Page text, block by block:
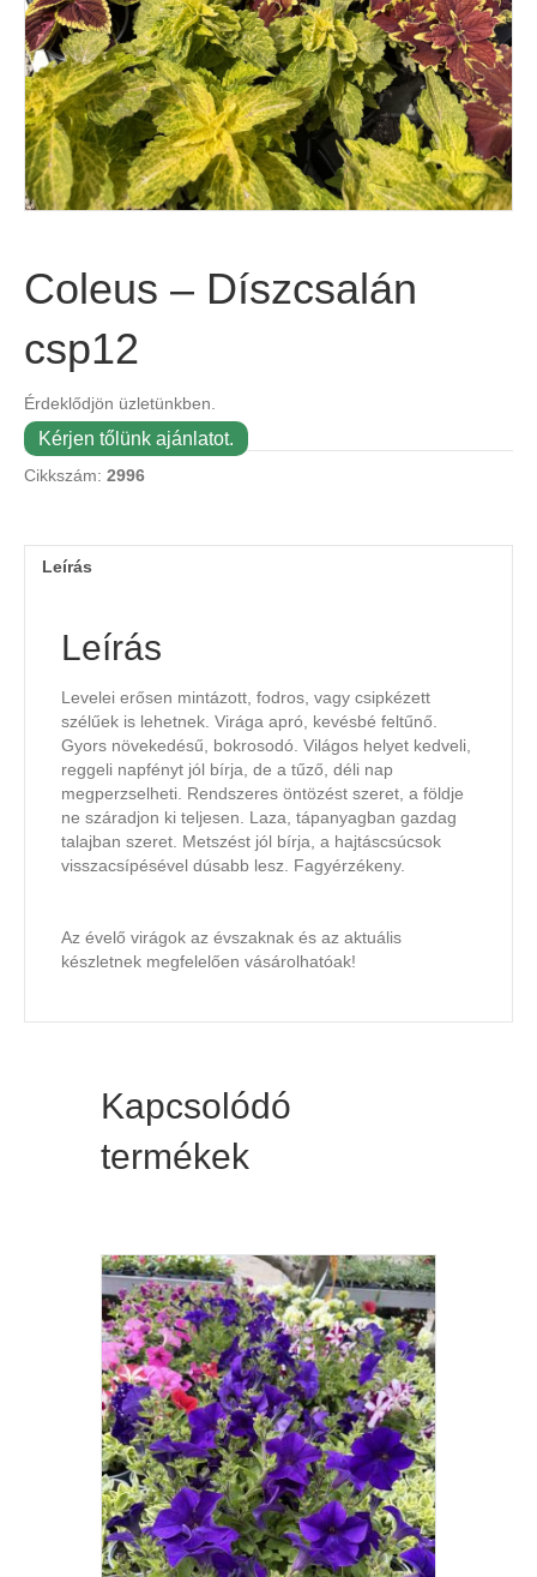
Coleus – Díszcsalán
csp12
Érdeklődjön üzletünkben.
Kérjen tőlünk ajánlatot.
Cikkszám: 2996
Leírás
Leírás
Levelei erősen mintázott, fodros, vagy csipkézett
szélűek is lehetnek. Virága apró, kevésbé feltűnő.
Gyors növekedésű, bokrosodó. Világos helyet kedveli,
reggeli napfényt jól bírja, de a tűző, déli nap
megperzselheti. Rendszeres öntözést szeret, a földje
ne száradjon ki teljesen. Laza, tápanyagban gazdag
talajban szeret. Metszést jól bírja, a hajtáscsúcsok
visszacsípésével dúsabb lesz. Fagyérzékeny.
Az évelő virágok az évszaknak és az aktuális
készletnek megfelelően vásárolhatóak!
Kapcsolódó
termékek